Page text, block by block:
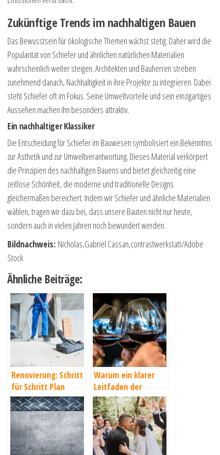
Zukünftige Trends im nachhaltigen Bauen
Das Bewusstsein für ökologische Themen wächst stetig. Daher wird die
Popularität von Schiefer und ähnlichen natürlichen Materialien
wahrscheinlich weiter steigen. Architekten und Bauherren streben
zunehmend danach, Nachhaltigkeit in ihre Projekte zu integrieren. Dabei
steht Schiefer oft im Fokus. Seine Umweltvorteile und sein einzigartiges
Aussehen machen ihn besonders attraktiv.
Ein nachhaltiger Klassiker
Die Entscheidung für Schiefer im Bauwesen symbolisiert ein Bekenntnis
zur Ästhetik und zur Umweltverantwortung. Dieses Material verkörpert
die Prinzipien des nachhaltigen Bauens und bietet gleichzeitig eine
zeitlose Schönheit, die moderne und traditionelle Designs
gleichermaßen bereichert. Indem wir Schiefer und ähnliche Materialien
wählen, tragen wir dazu bei, dass unsere Bauten nicht nur heute,
sondern auch in vielen Jahren noch bewundert werden.
Bildnachweis: Nicholas,Gabriel Cassan,contrastwerkstatt/Adobe
Stock
Ähnliche Beiträge:
Renovierung: Schritt
für Schritt Plan
Warum ein klarer
Leitfaden der
Schlüssel zum
Unternehmenserfol
g ist